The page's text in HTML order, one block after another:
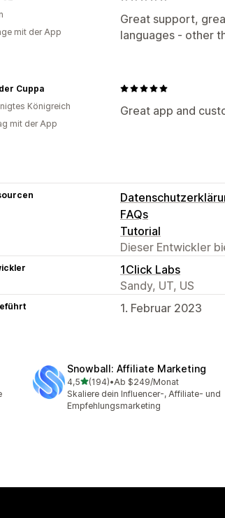
Great support,
languages - other
mit der App
Great app and
Cuppa
Königreich
mit der App
FAQs
Tutorial
Dieser Entwickler
1Click Labs
Sandy, UT, US
1. Februar 2023
Snowball: Affiliate Marketing
4,5von 5 Sternen
(194)
194 Rezensionen insgesamt
•Ab $249/Monat
Skaliere dein Influencer-, Affiliate- und
Empfehlungsmarketing